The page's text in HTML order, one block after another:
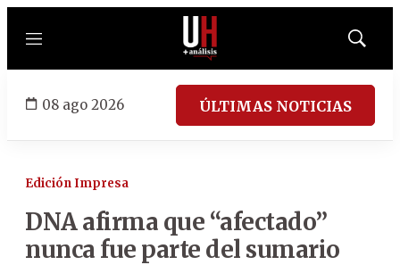
Menú
Mostrar
08 ago 2026 ÚLTIMAS NOTICIAS
Edición Impresa
DNA afirma que “afectado”
nunca fue parte del sumario